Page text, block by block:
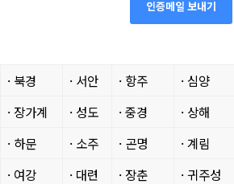
인증메일 보내기
· 북경 · 서안 · 항주 · 심양
· 장가계
· 성도 · 중경 · 상해
· 하문
· 소주 · 곤명 · 계림
· 여강
· 대련 · 장춘 · 귀주성